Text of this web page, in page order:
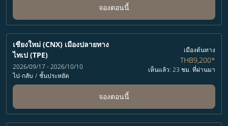
จองตอนนี้
เชียงใหม่ (CNX) เมืองปลายทาง
ไทเป (TPE)
2026/09/17 - 2026/10/10
ไป-กลับ / ชั้นประหยัด
เมืองต้นทาง
THB9,200*
เห็นแล้ว: 23 ชม. ที่ผ่านมา
จองตอนนี้